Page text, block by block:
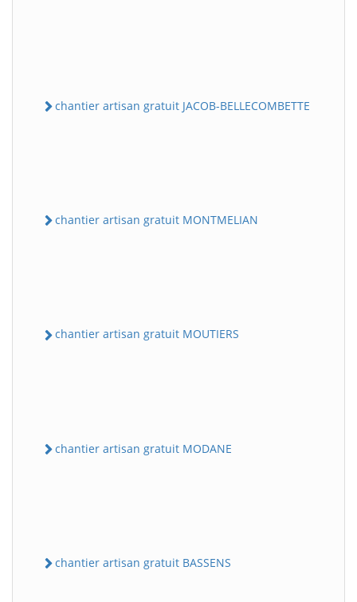
chantier artisan gratuit JACOB-BELLECOMBETTE
chantier artisan gratuit MONTMELIAN
chantier artisan gratuit MOUTIERS
chantier artisan gratuit MODANE
chantier artisan gratuit BASSENS